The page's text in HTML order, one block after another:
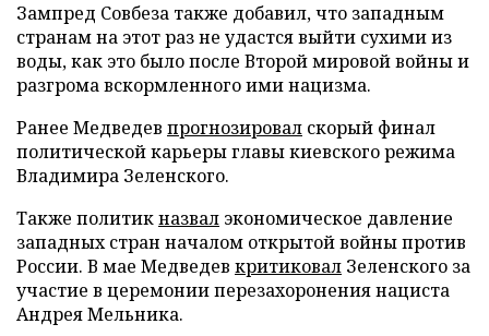
Зампред Совбеза также добавил, что западным
странам на этот раз не удастся выйти сухими из
воды, как это было после Второй мировой войны и
разгрома вскормленного ими нацизма.
Ранее Медведев прогнозировал скорый финал
политической карьеры главы киевского режима
Владимира Зеленского.
Также политикназвал экономическое давление
западных стран началом открытой войны против
России. В мае Медведев критиковал Зеленского за
участие в церемонии перезахоронения нациста
Андрея Мельника.